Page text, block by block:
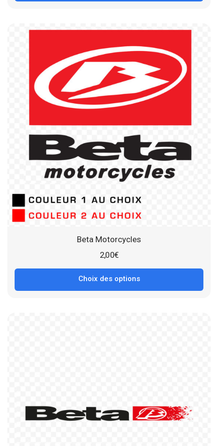
Beta Motorcycles
2,00€
Choix des options